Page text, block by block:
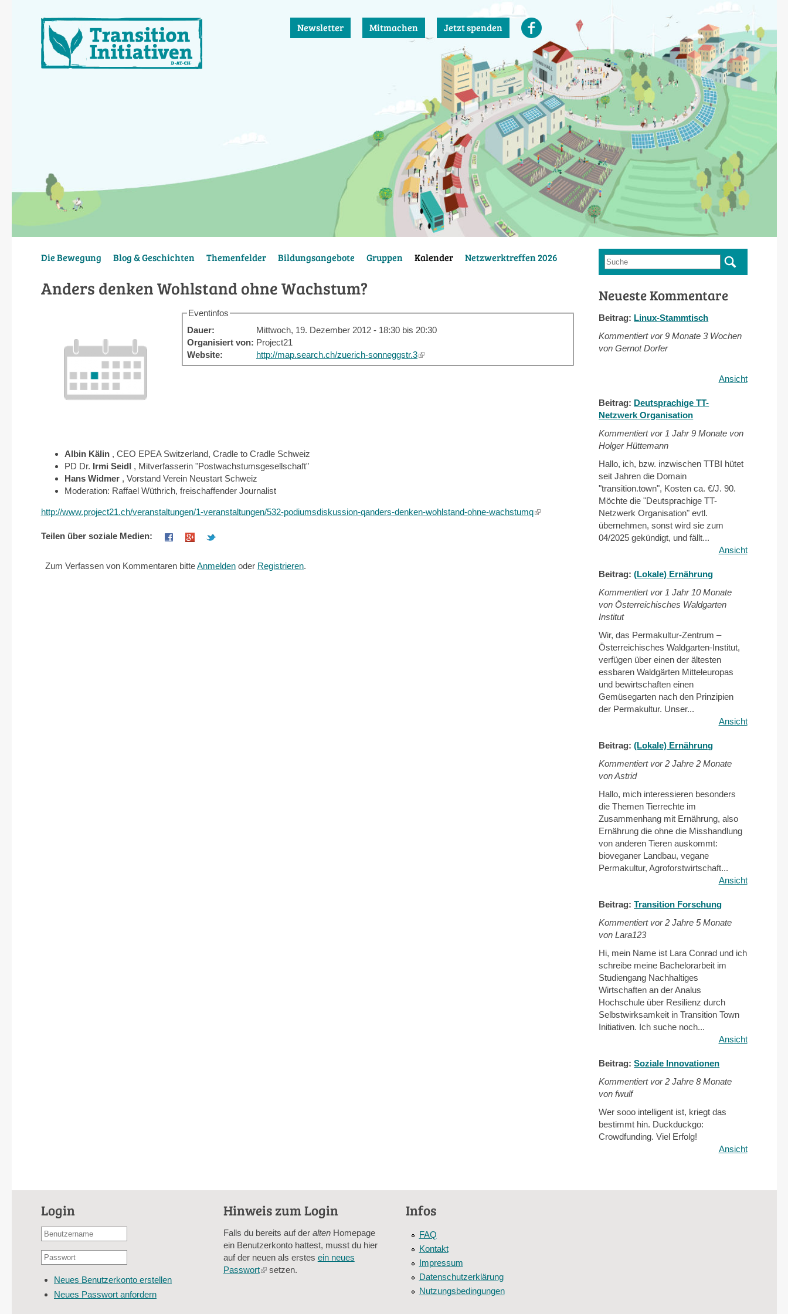
Newsletter Mitmachen Jetzt spenden
Die Bewegung Blog & Geschichten Themenfelder Bildungsangebote Gruppen Kalender Netzwerktreffen 2026
Anders denken Wohlstand ohne Wachstum?
Eventinfos
Dauer:
Mittwoch, 19. Dezember 2012 - 18:30 bis 20:30
Organisiert von: Project21
Website:
http://map.search.ch/zuerich-sonneggstr.3(link
is
Albin Kälin , CEO EPEA Switzerland, Cradle to Cradle Schweiz
PD Dr. Irmi Seidl , Mitverfasserin "Postwachstumsgesellschaft"
Hans Widmer , Vorstand Verein Neustart Schweiz
Moderation: Raffael Wüthrich, freischaffender Journalist
http://www.project21.ch/veranstaltungen/1-veranstaltungen/532-podiumsdiskussion-qanders-denken-wohlstand-ohne-wachstumq(link
Teilen über soziale Medien:
Zum Verfassen von Kommentaren bitteAnmelden oder Registrieren.
Suchformular
Suche
Neueste Kommentare
Beitrag: Linux-Stammtisch
Kommentiert vor9 Monate 3 Wochen
von Gernot Dorfer
Ansicht
Beitrag: Deutsprachige TT-
Netzwerk Organisation
Kommentiert vor 1 Jahr 9 Monate von
Holger Hüttemann
Hallo, ich, bzw. inzwischen TTBI hütet
seit Jahren die Domain
"transition.town", Kosten ca. €/J. 90.
Möchte die "Deutsprachige TT-
Netzwerk Organisation" evtl.
übernehmen, sonst wird sie zum
04/2025 gekündigt, und fällt...
Ansicht
Beitrag:(Lokale) Ernährung
Kommentiert vor 1 Jahr 10 Monate
von Österreichisches Waldgarten
Institut
Wir, das Permakultur-Zentrum –
Österreichisches Waldgarten-Institut,
verfügen über einen der ältesten
essbaren Waldgärten Mitteleuropas
und bewirtschaften einen
Gemüsegarten nach den Prinzipien
der Permakultur. Unser...
Ansicht
Beitrag:(Lokale) Ernährung
Kommentiert vor2 Jahre 2 Monate
von Astrid
Hallo, mich interessieren besonders
die Themen Tierrechte im
Zusammenhang mit Ernährung, also
Ernährung die ohne die Misshandlung
von anderen Tieren auskommt:
bioveganer Landbau, vegane
Permakultur, Agroforstwirtschaft...
Ansicht
Beitrag:Transition Forschung
Kommentiert vor2 Jahre 5 Monate
von Lara123
Hi, mein Name ist Lara Conrad und ich
schreibe meine Bachelorarbeit im
Studiengang Nachhaltiges
Wirtschaften an der Analus
Hochschule über Resilienz durch
Selbstwirksamkeit in Transition Town
Initiativen. Ich suche noch...
Ansicht
Beitrag:Soziale Innovationen
Kommentiert vor2 Jahre 8 Monate
von fwulf
Wer sooo intelligent ist, kriegt das
bestimmt hin. Duckduckgo:
Crowdfunding. Viel Erfolg!
Ansicht
Login
Benutzername
E-
Adresse
Passwort
Neues Benutzerkonto erstellen
Neues Passwort anfordern
Hinweis zum Login
Falls du bereits auf der altenHomepage
ein Benutzerkonto hattest, musst du hier
auf der neuen als erstes ein neues
Passwort(linksetzen.
Infos
FAQ
Kontakt
Impressum
Datenschutzerklärung
Nutzungsbedingungen